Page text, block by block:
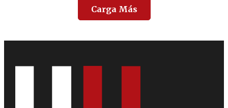
Carga Más